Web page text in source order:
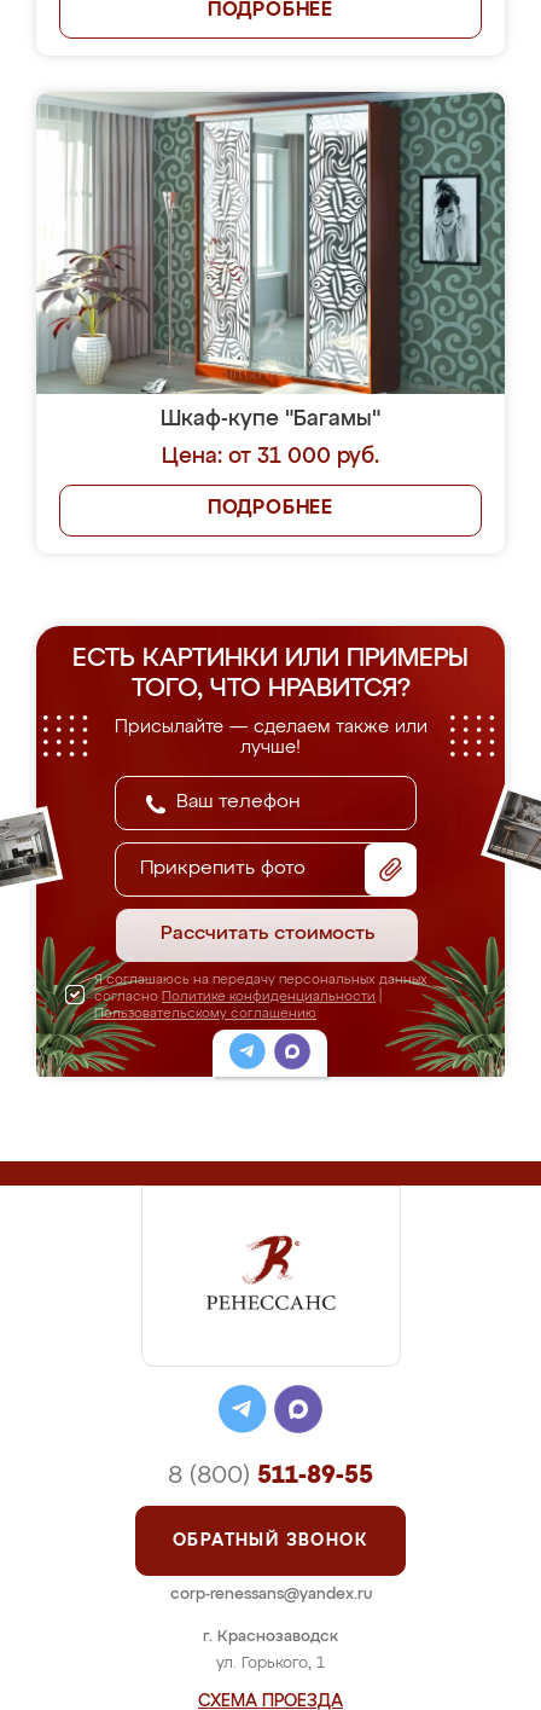
ПОДРОБНЕЕ
Шкаф-купе "Багамы"
Цена: от 31 000 руб.
ПОДРОБНЕЕ
ЕСТЬ КАРТИНКИ ИЛИ ПРИМЕРЫ
ТОГО, ЧТО НРАВИТСЯ?
Присылайте — сделаем также или
лучше!
Прикрепить фото
Рассчитать стоимость
Я соглашаюсь на передачу персональных данных
согласно Политике конфиденциальности
Пользовательскому соглашению
г. Краснозаводск
ул. Горького, 1
СХЕМА ПРОЕЗДА
8 (800) 511-89-55
ОБРАТНЫЙ ЗВОНОК
corp-renessans@yandex.ru